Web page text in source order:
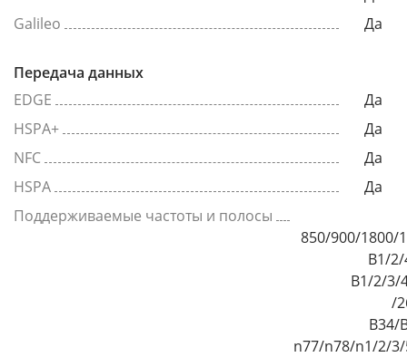
Galileo
Да
Передача данных
EDGE
Да
HSPA+
Да
NFC
Да
HSPA
Да
Поддерживаемые частоты и полосы
850/900/1800/
B1/
B1/2/3/
/
B34/
n77/n78/n1/2/